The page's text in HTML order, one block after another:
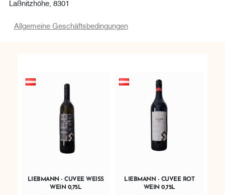
Laßnitzhöhe, 8301
Allgemeine Geschäftsbedingungen
LIEBMANN - CUVEE WEISS W
EIN 0,75L
LIEBMANN - CUVEE ROT
WEIN 0,75L